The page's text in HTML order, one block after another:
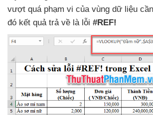
vượt quá phạm vi của vùng dữ liệu
đó kết quả trả về là lỗi #REF!